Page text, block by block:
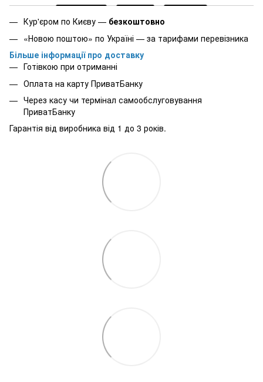
Кур'єром по Києву — безкоштовно
«Новою поштою» по Україні — за тарифами перевізника
Більше інформації про доставку
Готівкою при отриманні
Оплата на карту ПриватБанку
Через касу чи термінал самообслуговування
ПриватБанку
Гарантія від виробника від 1 до 3 років.